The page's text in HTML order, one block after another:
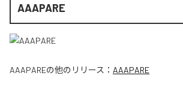
AAAPARE
AAAPAREの他のリリース： AAAPARE